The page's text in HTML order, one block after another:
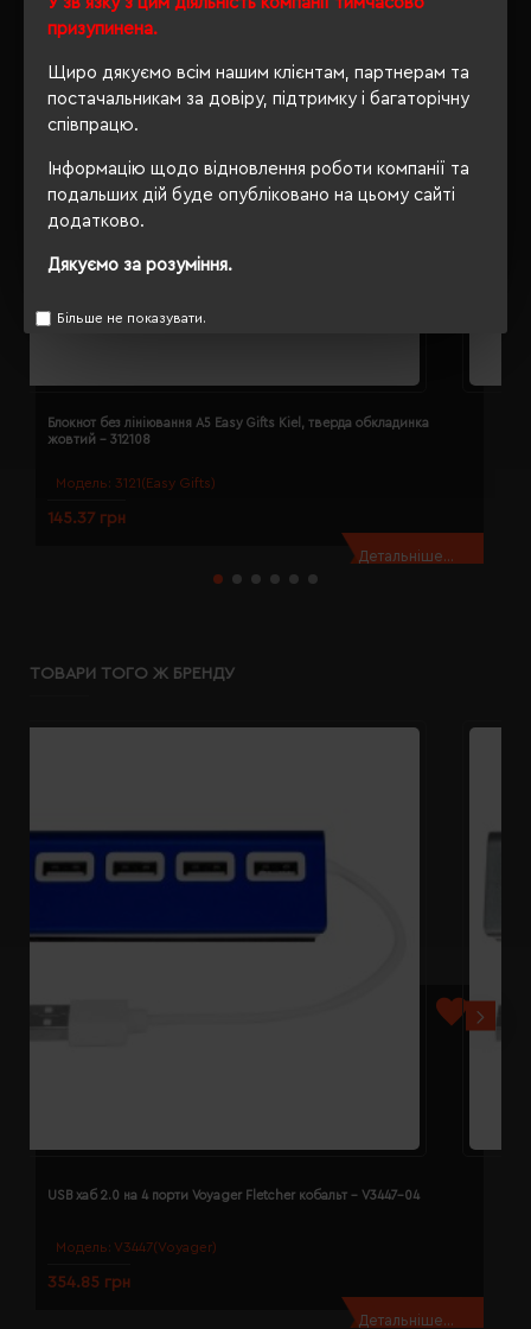
призупинена.
Щиро дякуємо всім нашим клієнтам, партнерам та
постачальникам за довіру, підтримку і багаторічну
співпрацю.
Інформацію щодо відновлення роботи компанії та
подальших дій буде опубліковано на цьому сайті
додатково.
Дякуємо за розуміння.
Більше не показувати.
Модель: 3121(Easy Gifts)
Блокнот без лініювання A5 Easy Gifts Kiel, тверда обкладинка
жовтий - 312108
145.37 грн
Детальніше...
ТОВАРИ ТОГО Ж БРЕНДУ
Модель: V3447(Voyager)
USB хаб 2.0 на 4 порти Voyager Fletcher кобальт - V3447-04
354.85 грн
Детальніше...